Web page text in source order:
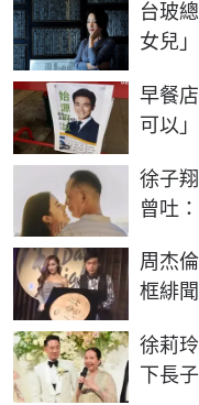
台玻
女兒
早餐
可以
徐子
曾吐
周杰
框緋
徐莉
下長